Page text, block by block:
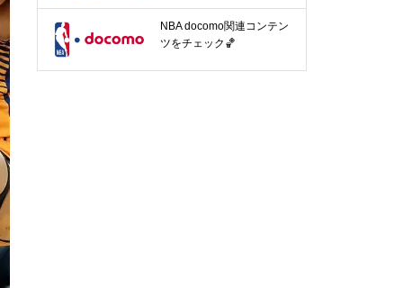
NBA docomo関連コンテン
ツをチェック🏀